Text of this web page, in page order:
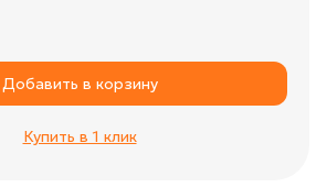
Добавить в корзину
Купить в 1 клик